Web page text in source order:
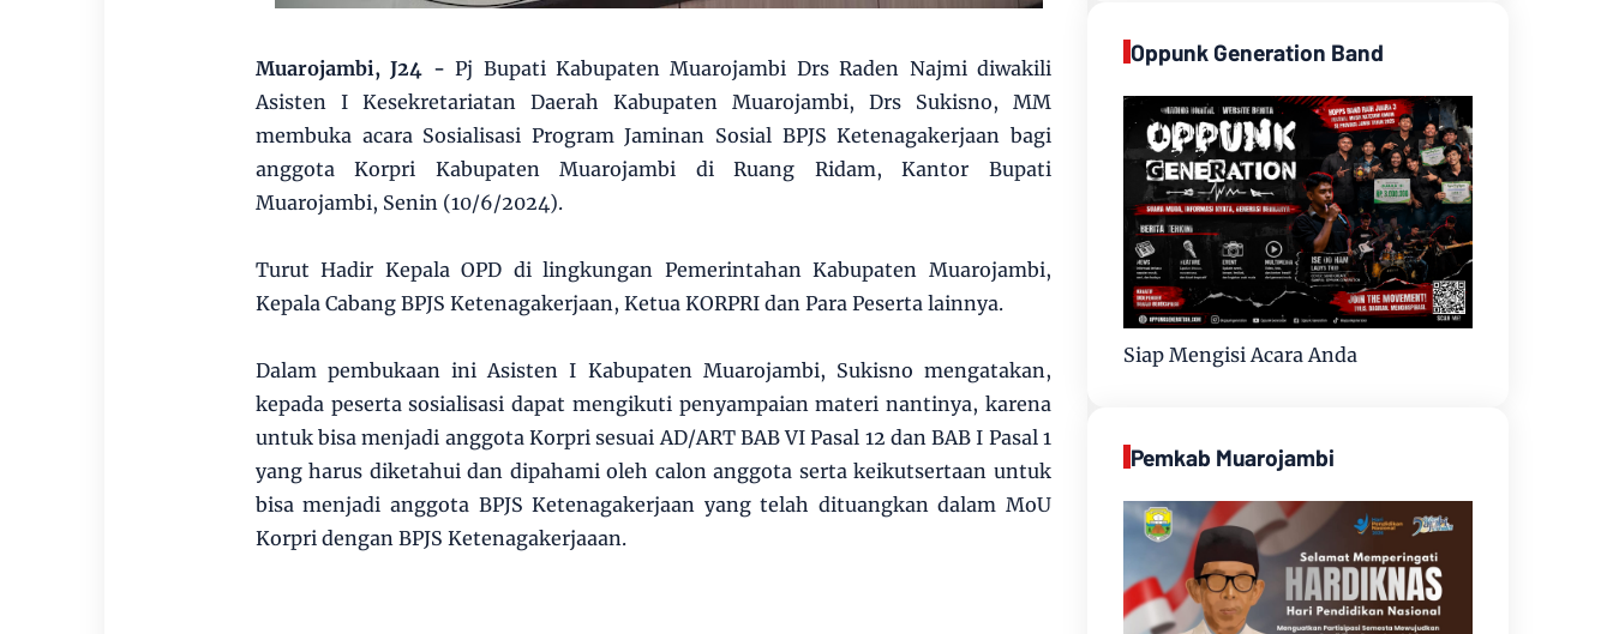
Muarojambi, J24 -Pj Bupati Kabupaten Muarojambi Drs Raden Najmi diwakili
Asisten I Kesekretariatan Daerah Kabupaten Muarojambi, Drs Sukisno, MM
membuka acara Sosialisasi Program Jaminan Sosial BPJS Ketenagakerjaan bagi
anggota Korpri Kabupaten Muarojambi di Ruang Ridam, Kantor Bupati
Muarojambi, Senin (10/6/2024).
Turut Hadir Kepala OPD di lingkungan Pemerintahan Kabupaten Muarojambi,
Kepala Cabang BPJS Ketenagakerjaan, Ketua KORPRI dan Para Peserta lainnya.
Dalam pembukaan ini Asisten I Kabupaten Muarojambi, Sukisno mengatakan,
kepada peserta sosialisasi dapat mengikuti penyampaian materi nantinya, karena
untuk bisa menjadi anggota Korpri sesuai AD/ART BAB VI Pasal 12 dan BAB I Pasal 1
yang harus diketahui dan dipahami oleh calon anggota serta keikutsertaan untuk
bisa menjadi anggota BPJS Ketenagakerjaan yang telah dituangkan dalam MoU
Korpri dengan BPJS Ketenagakerjaaan.
Oppunk Generation Band
Siap Mengisi Acara Anda
Pemkab Muarojambi